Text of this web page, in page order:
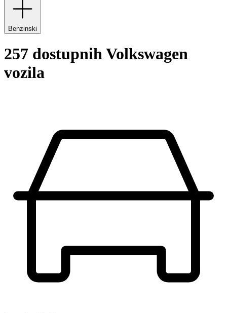
Benzinski
257 dostupnih Volkswagen
vozila